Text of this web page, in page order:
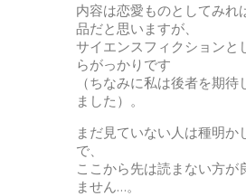
内容は恋愛ものとしてみれ
品だと思いますが、
サイエンスフィクションと
らがっかりです
（ちなみに私は後者を期待
ました）。
まだ見ていない人は種明か
で、
ここから先は読まない方が
ません…。